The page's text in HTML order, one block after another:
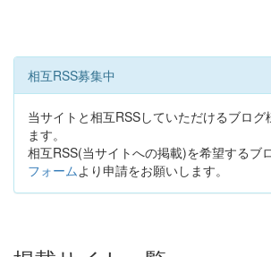
相互RSS募集中
当サイトと相互RSSしていただけるブログ
ます。
相互RSS(当サイトへの掲載)を希望するブ
フォームより申請をお願いします。